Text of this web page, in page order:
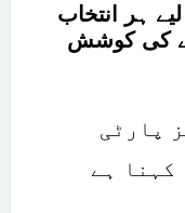
ہر انتخاب
کی کوشش
پارٹی